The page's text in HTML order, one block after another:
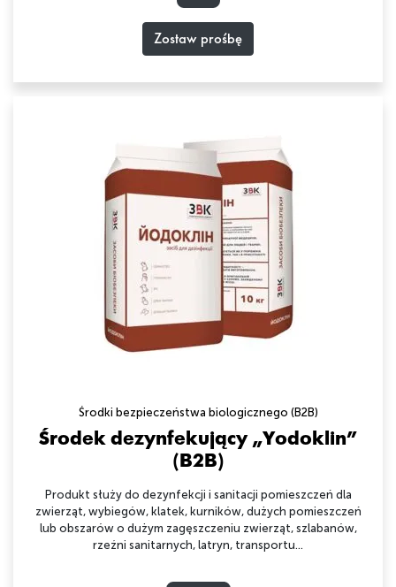
Zostaw prośbę
Środki bezpieczeństwa biologicznego (B2B)
Środek dezynfekujący „Yodoklin”
(B2B)
Produkt służy do dezynfekcji i sanitacji pomieszczeń dla
zwierząt, wybiegów, klatek, kurników, dużych pomieszczeń
lub obszarów o dużym zagęszczeniu zwierząt, szlabanów,
rzeźni sanitarnych, latryn, transportu...